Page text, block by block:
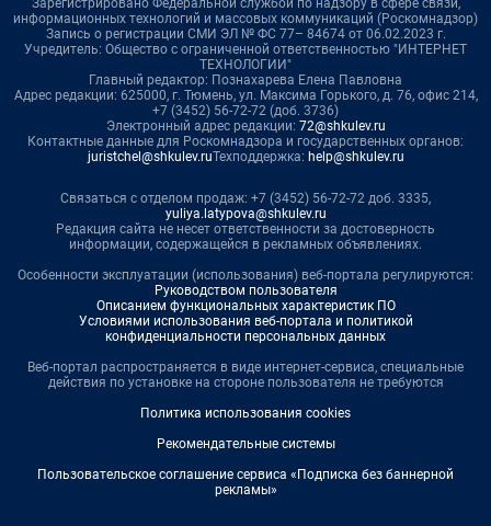
Зарегистрировано Федеральной службой по надзору в сфере связи,
информационных технологий и массовых коммуникаций (Роскомнадзор)
Запись о регистрации СМИ ЭЛ № ФС 77– 84674 от 06.02.2023 г.
Учредитель: Общество с ограниченной ответственностью "ИНТЕРНЕТ
ТЕХНОЛОГИИ"
Главный редактор: Познахарева Елена Павловна
Адрес редакции: 625000, г. Тюмень, ул. Максима Горького, д. 76, офис 214,
+7 (3452) 56-72-72 (доб. 3736)
Электронный адрес редакции: 72@shkulev.ru
Контактные данные для Роскомнадзора и государственных органов:
juristchel@shkulev.ruТехподдержка: help@shkulev.ru
Связаться с отделом продаж: +7 (3452) 56-72-72 доб. 3335,
yuliya.latypova@shkulev.ru
Редакция сайта не несет ответственности за достоверность
информации, содержащейся в рекламных объявлениях.
Особенности эксплуатации (использования) веб-портала регулируются:
Руководством пользователя
Описанием функциональных характеристик ПО
Условиями использования веб-портала и политикой
конфиденциальности персональных данных
Веб-портал распространяется в виде интернет-сервиса, специальные
действия по установке на стороне пользователя не требуются
Политика использования cookies
Рекомендательные системы
Пользовательское соглашение сервиса «Подписка без баннерной
рекламы»